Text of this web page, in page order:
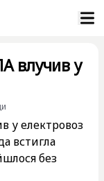
влучив у
у електровоз
встигла
без